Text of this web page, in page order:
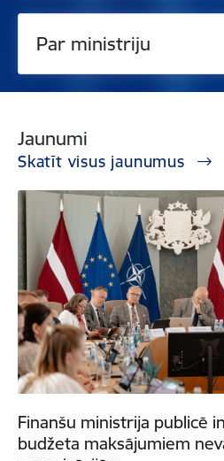
Par ministriju
Jaunumi
Skatīt visus jaunumus
Finanšu ministrija publicē
budžeta maksājumiem